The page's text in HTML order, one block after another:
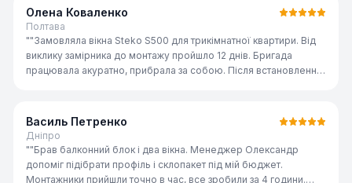
Олена Коваленко
Полтава
""Замовляла вікна Steko S500 для трикімнатної квартири. Від
виклику замірника до монтажу пройшло 12 днів. Бригада
працювала акуратно, прибрала за собою. Після встановлення
Василь Петренко
Дніпро
""Брав балконний блок і два вікна. Менеджер Олександр
допоміг підібрати профіль і склопакет під мій бюджет.
Монтажники прийшли точно в час, все зробили за 4 години.